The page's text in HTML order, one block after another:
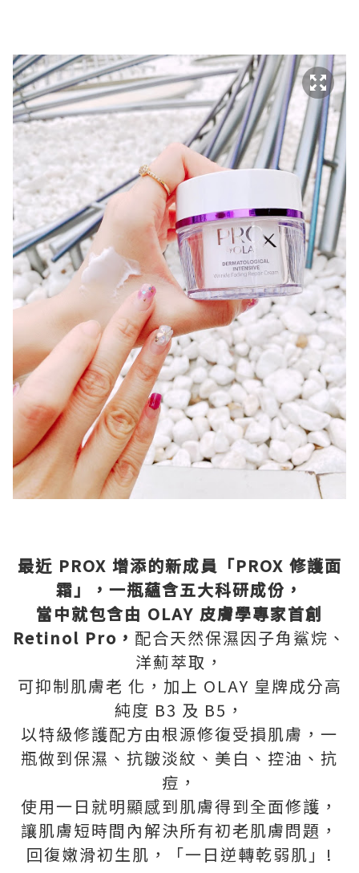
最近 PROX 增添的新成員「PROX 修護面
霜」，一瓶蘊含五大科研成份，
當中就包含由 OLAY 皮膚學專家首創
Retinol Pro， 配合天然保濕因子角鯊烷、
洋薊萃取，
可抑制肌膚老 化，加上 OLAY 皇牌成分高
純度 B3 及 B5，
以特級修護配方由根源修復受損肌膚，一
瓶做到保濕、抗皺淡紋、美白、控油、抗
痘，
使用一日就明顯感到肌膚得到全面修護，
讓肌膚短時間內解決所有初老肌膚問題，
回復嫩滑初生肌，「一日逆轉乾弱肌」!